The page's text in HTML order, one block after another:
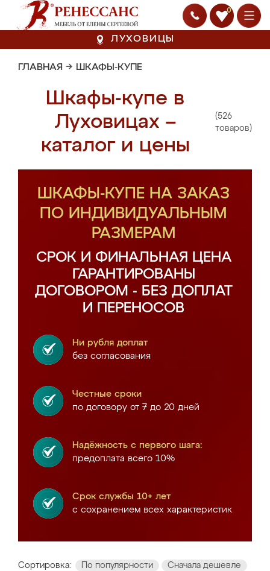
0
ЛУХОВИЦЫ
ГЛАВНАЯ → ШКАФЫ-КУПЕ
Шкафы-купе в
Луховицах –
каталог и цены
(526
товаров)
ШКАФЫ-КУПЕ НА ЗАКАЗ
ПО ИНДИВИДУАЛЬНЫМ
РАЗМЕРАМ
СРОК И ФИНАЛЬНАЯ ЦЕНА
ГАРАНТИРОВАНЫ
ДОГОВОРОМ - БЕЗ ДОПЛАТ
И ПЕРЕНОСОВ
Ни рубля доплат
без согласования
Честные сроки
по договору от 7 до 20 дней
Надёжность с первого шага:
предоплата всего 10%
Срок службы 10+ лет
с сохранением всех характеристик
Сортировка: По популярности
Сначала дешевле